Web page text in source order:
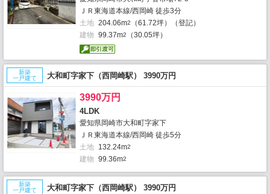
ＪＲ東海道本線/西岡崎 徒歩3分
土地 204.06m2
（61.72坪）（登記）
建物 99.37m2 （30.05坪）
新築
一戸建て
大和町字家下（西岡崎駅） 3990万円
3990万円
4LDK
愛知県岡崎市大和町字家下
ＪＲ東海道本線/西岡崎 徒歩5分
土地 132.24m2
建物 99.36m2
新築
一戸建て
大和町字家下（西岡崎駅） 3990万円